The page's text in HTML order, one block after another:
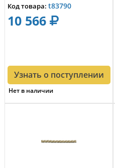
Код товара: t83790
10 566
Узнать о поступлении
Нет в наличии